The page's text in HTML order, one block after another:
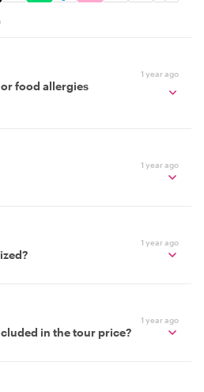
1 year ago
food allergies
1 year ago
1 year ago
1 year ago
in the tour price?